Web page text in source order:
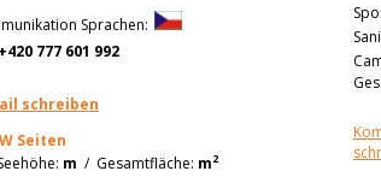
Sprachen:
+420 777 601 992
schreiben
Seiten
m / Gesamtfläche: m2